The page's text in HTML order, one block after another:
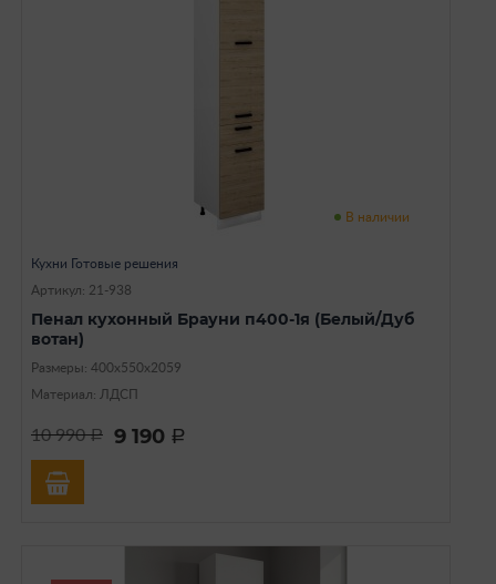
В наличии
Кухни Готовые решения
Артикул: 21-938
Пенал кухонный Брауни п400-1я (Белый/Дуб
вотан)
Размеры: 400х550х2059
Материал: ЛДСП
10 990a 9 190 a